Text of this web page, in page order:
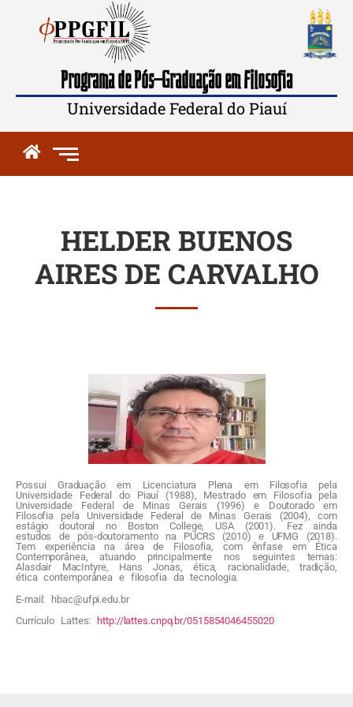
Programa de Pós-Graduação em Filosofia
Universidade Federal do Piauí
HELDER BUENOS
AIRES DE CARVALHO
Possui Graduação em Licenciatura Plena em Filosofia pela
Universidade Federal do Piauí (1988), Mestrado em Filosofia pela
Universidade Federal de Minas Gerais (1996) e Doutorado em
Filosofia pela Universidade Federal de Minas Gerais (2004), com
estágio doutoral no Boston College, USA (2001). Fez ainda
estudos de pós-doutoramento na PUCRS (2010) e UFMG (2018).
Tem experiência na área de Filosofia, com ênfase em Ética
Contemporânea, atuando principalmente nos seguintes temas:
Alasdair MacIntyre, Hans Jonas, ética, racionalidade, tradição,
ética contemporânea e filosofia da tecnologia.
E-mail: hbac@ufpi.edu.br
Currículo Lattes:
http://lattes.cnpq.br/0515854046455020